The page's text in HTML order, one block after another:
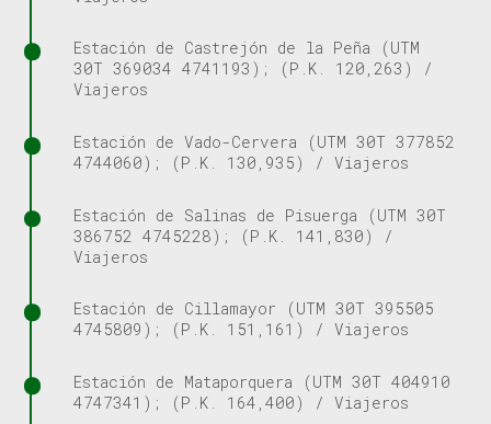
Estación de Castrejón de la Peña (UTM
30T 369034 4741193); (P.K. 120,263) /
Viajeros
Estación de Vado-Cervera (UTM 30T 377852
4744060); (P.K. 130,935) / Viajeros
Estación de Salinas de Pisuerga (UTM 30T
386752 4745228); (P.K. 141,830) /
Viajeros
Estación de Cillamayor (UTM 30T 395505
4745809); (P.K. 151,161) / Viajeros
Estación de Mataporquera (UTM 30T 404910
4747341); (P.K. 164,400) / Viajeros